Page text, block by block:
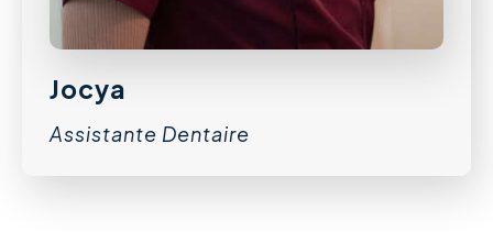
Jocya
Assistante Dentaire